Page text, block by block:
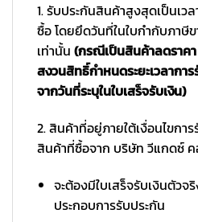
1. รับประกันสินค้าสูงสุดเป็นเว
ซื้อ โดยยึดวันที่ในใบกำกับภาษี
เท่านั้น (กรณีเป็นสินค้าลดราค
สงวนสิทธิ์กำหนดระยะเวลากา
จากวันที่ระบุในใบเสร็จรับเงิน)
2. สินค้าที่อยู่ภายใต้เงื่อนไขกา
สินค้าที่ซื้อจาก บริษัท วีแกดซ์ ค
จะต้องมีใบเสร็จรับเงินตัวจ
ประกอบการรับประกัน